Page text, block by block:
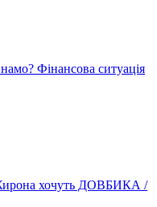
Фінансова ситуація
хочуть ДОВБИКА /